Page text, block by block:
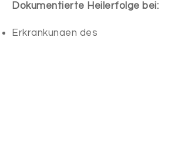
Dokumentierte Heilerfolge bei:
Erkrankungen des